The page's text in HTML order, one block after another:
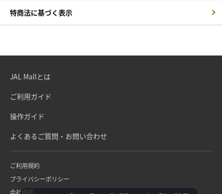
特商法に基づく表示
JAL Mallとは
ご利用ガイド
操作ガイド
よくあるご質問・お問い合わせ
ご利用規約
プライバシーポリシー